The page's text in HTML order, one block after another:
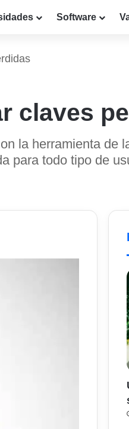
Software
claves
la herramienta de
para todo tipo de